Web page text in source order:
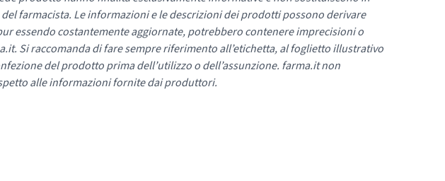
farmacista. Le informazioni e le descrizioni dei prodotti possono derivare
essendo costantemente aggiornate, potrebbero contenere imprecisioni o
Si raccomanda di fare sempre riferimento all’etichetta, al foglietto illustrativo
del prodotto prima dell’utilizzo o dell’assunzione. farma.it non
alle informazioni fornite dai produttori.